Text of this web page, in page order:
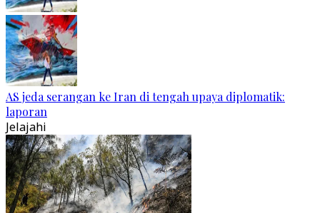
AS jeda serangan ke Iran di tengah upaya diplomatik:
laporan
Jelajahi